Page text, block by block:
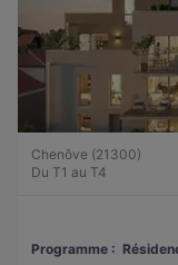
Chenôve (21300)
Du T1 au T4
Programme :